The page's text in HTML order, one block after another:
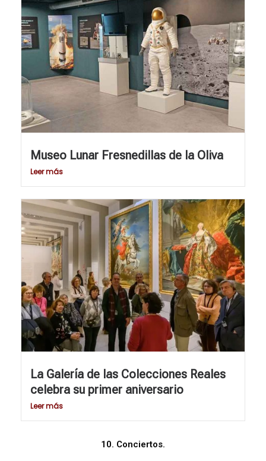
Museo Lunar Fresnedillas de la Oliva
Leer más
La Galería de las Colecciones Reales
celebra su primer aniversario
Leer más
10. Conciertos.